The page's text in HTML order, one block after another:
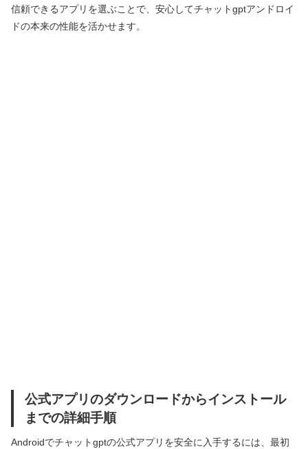
信頼できるアプリを選ぶことで、安心してチャットgptアンドロイ
ドの本来の性能を活かせます。
公式アプリのダウンロードからインストール
までの詳細手順
Androidでチャットgptの公式アプリを安全に入手するには、最初